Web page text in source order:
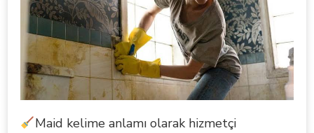
Maid kelime anlamı olarak hizmetçi